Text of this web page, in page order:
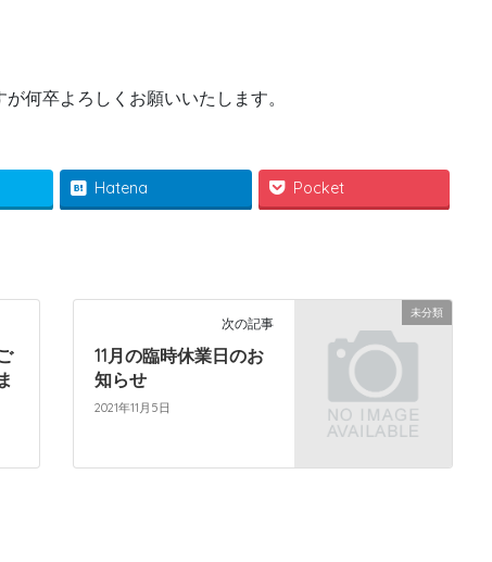
何卒よろしくお願いいたします。
Hatena Pocket
未分類
次の記事
11月の臨時休業日のお
知らせ
2021年11月5日